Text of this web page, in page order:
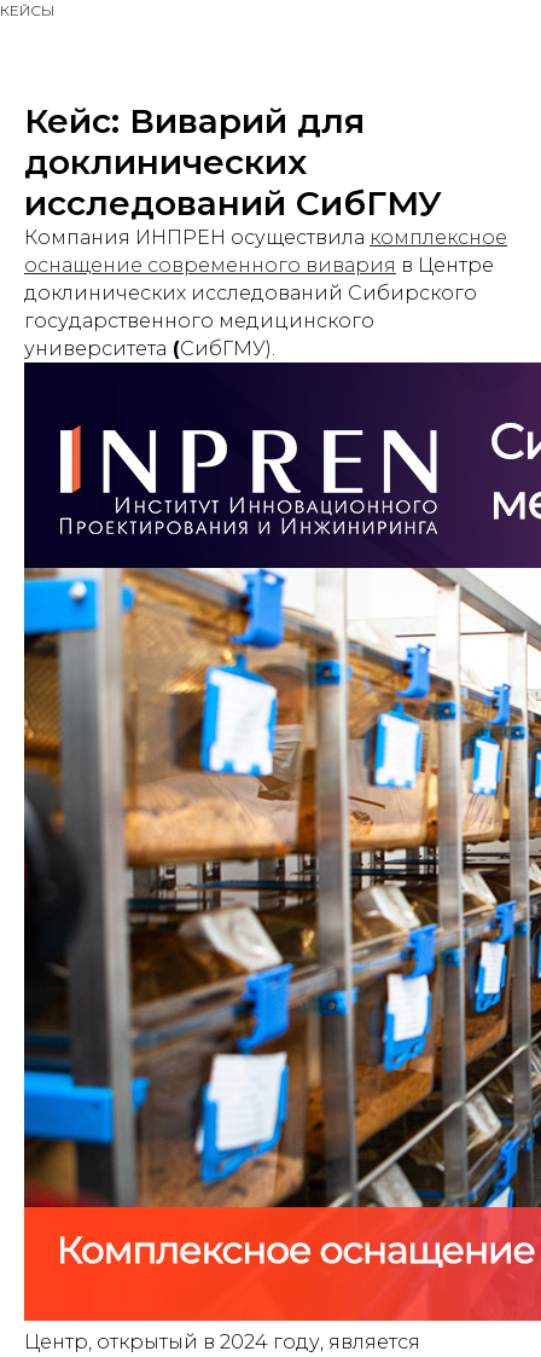
КЕЙСЫ
Кейс: Виварий для
доклинических
исследований СибГМУ
Компания ИНПРЕН осуществила комплексное
оснащение современного вивария в Центре
доклинических исследований Сибирского
государственного медицинского
университета (СибГМУ).
Центр, открытый в 2024 году, является